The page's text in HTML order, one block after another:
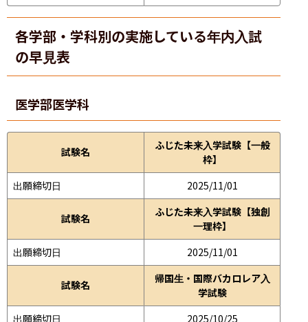
各学部・学科別の実施している年内入試
の早見表
医学部医学科
試験名
ふじた未来入学試験【一般
枠】
出願締切日
2025/11/01
試験名
ふじた未来入学試験【独創
一理枠】
出願締切日
2025/11/01
試験名
帰国生・国際バカロレア入
学試験
出願締切日
2025/10/25